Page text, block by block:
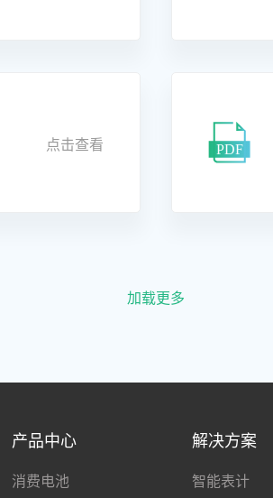
点击查看
加载更多
产品中心
消费电池
解决方案
智能表计